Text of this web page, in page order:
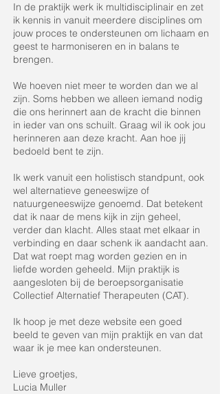
In de praktijk werk ik multidisciplinair en zet
ik kennis in vanuit meerdere disciplines om
jouw proces te ondersteunen om lichaam en
geest te harmoniseren en in balans te
brengen.
We hoeven niet meer te worden dan we al
zijn. Soms hebben we alleen iemand nodig
die ons herinnert aan de kracht die binnen
in ieder van ons schuilt. Graag wil ik ook jou
herinneren aan deze kracht. Aan hoe jij
bedoeld bent te zijn.
Ik werk vanuit een holistisch standpunt, ook
wel alternatieve geneeswijze of
natuurgeneeswijze genoemd. Dat betekent
dat ik naar de mens kijk in zijn geheel,
verder dan klacht. Alles staat met elkaar in
verbinding en daar schenk ik aandacht aan.
Dat wat roept mag worden gezien en in
liefde worden geheeld. Mijn praktijk is
aangesloten bij de beroepsorganisatie
Collectief Alternatief Therapeuten (CAT).
Ik hoop je met deze website een goed
beeld te geven van mijn praktijk en van dat
waar ik je mee kan ondersteunen.
Lieve groetjes,
Lucia Muller